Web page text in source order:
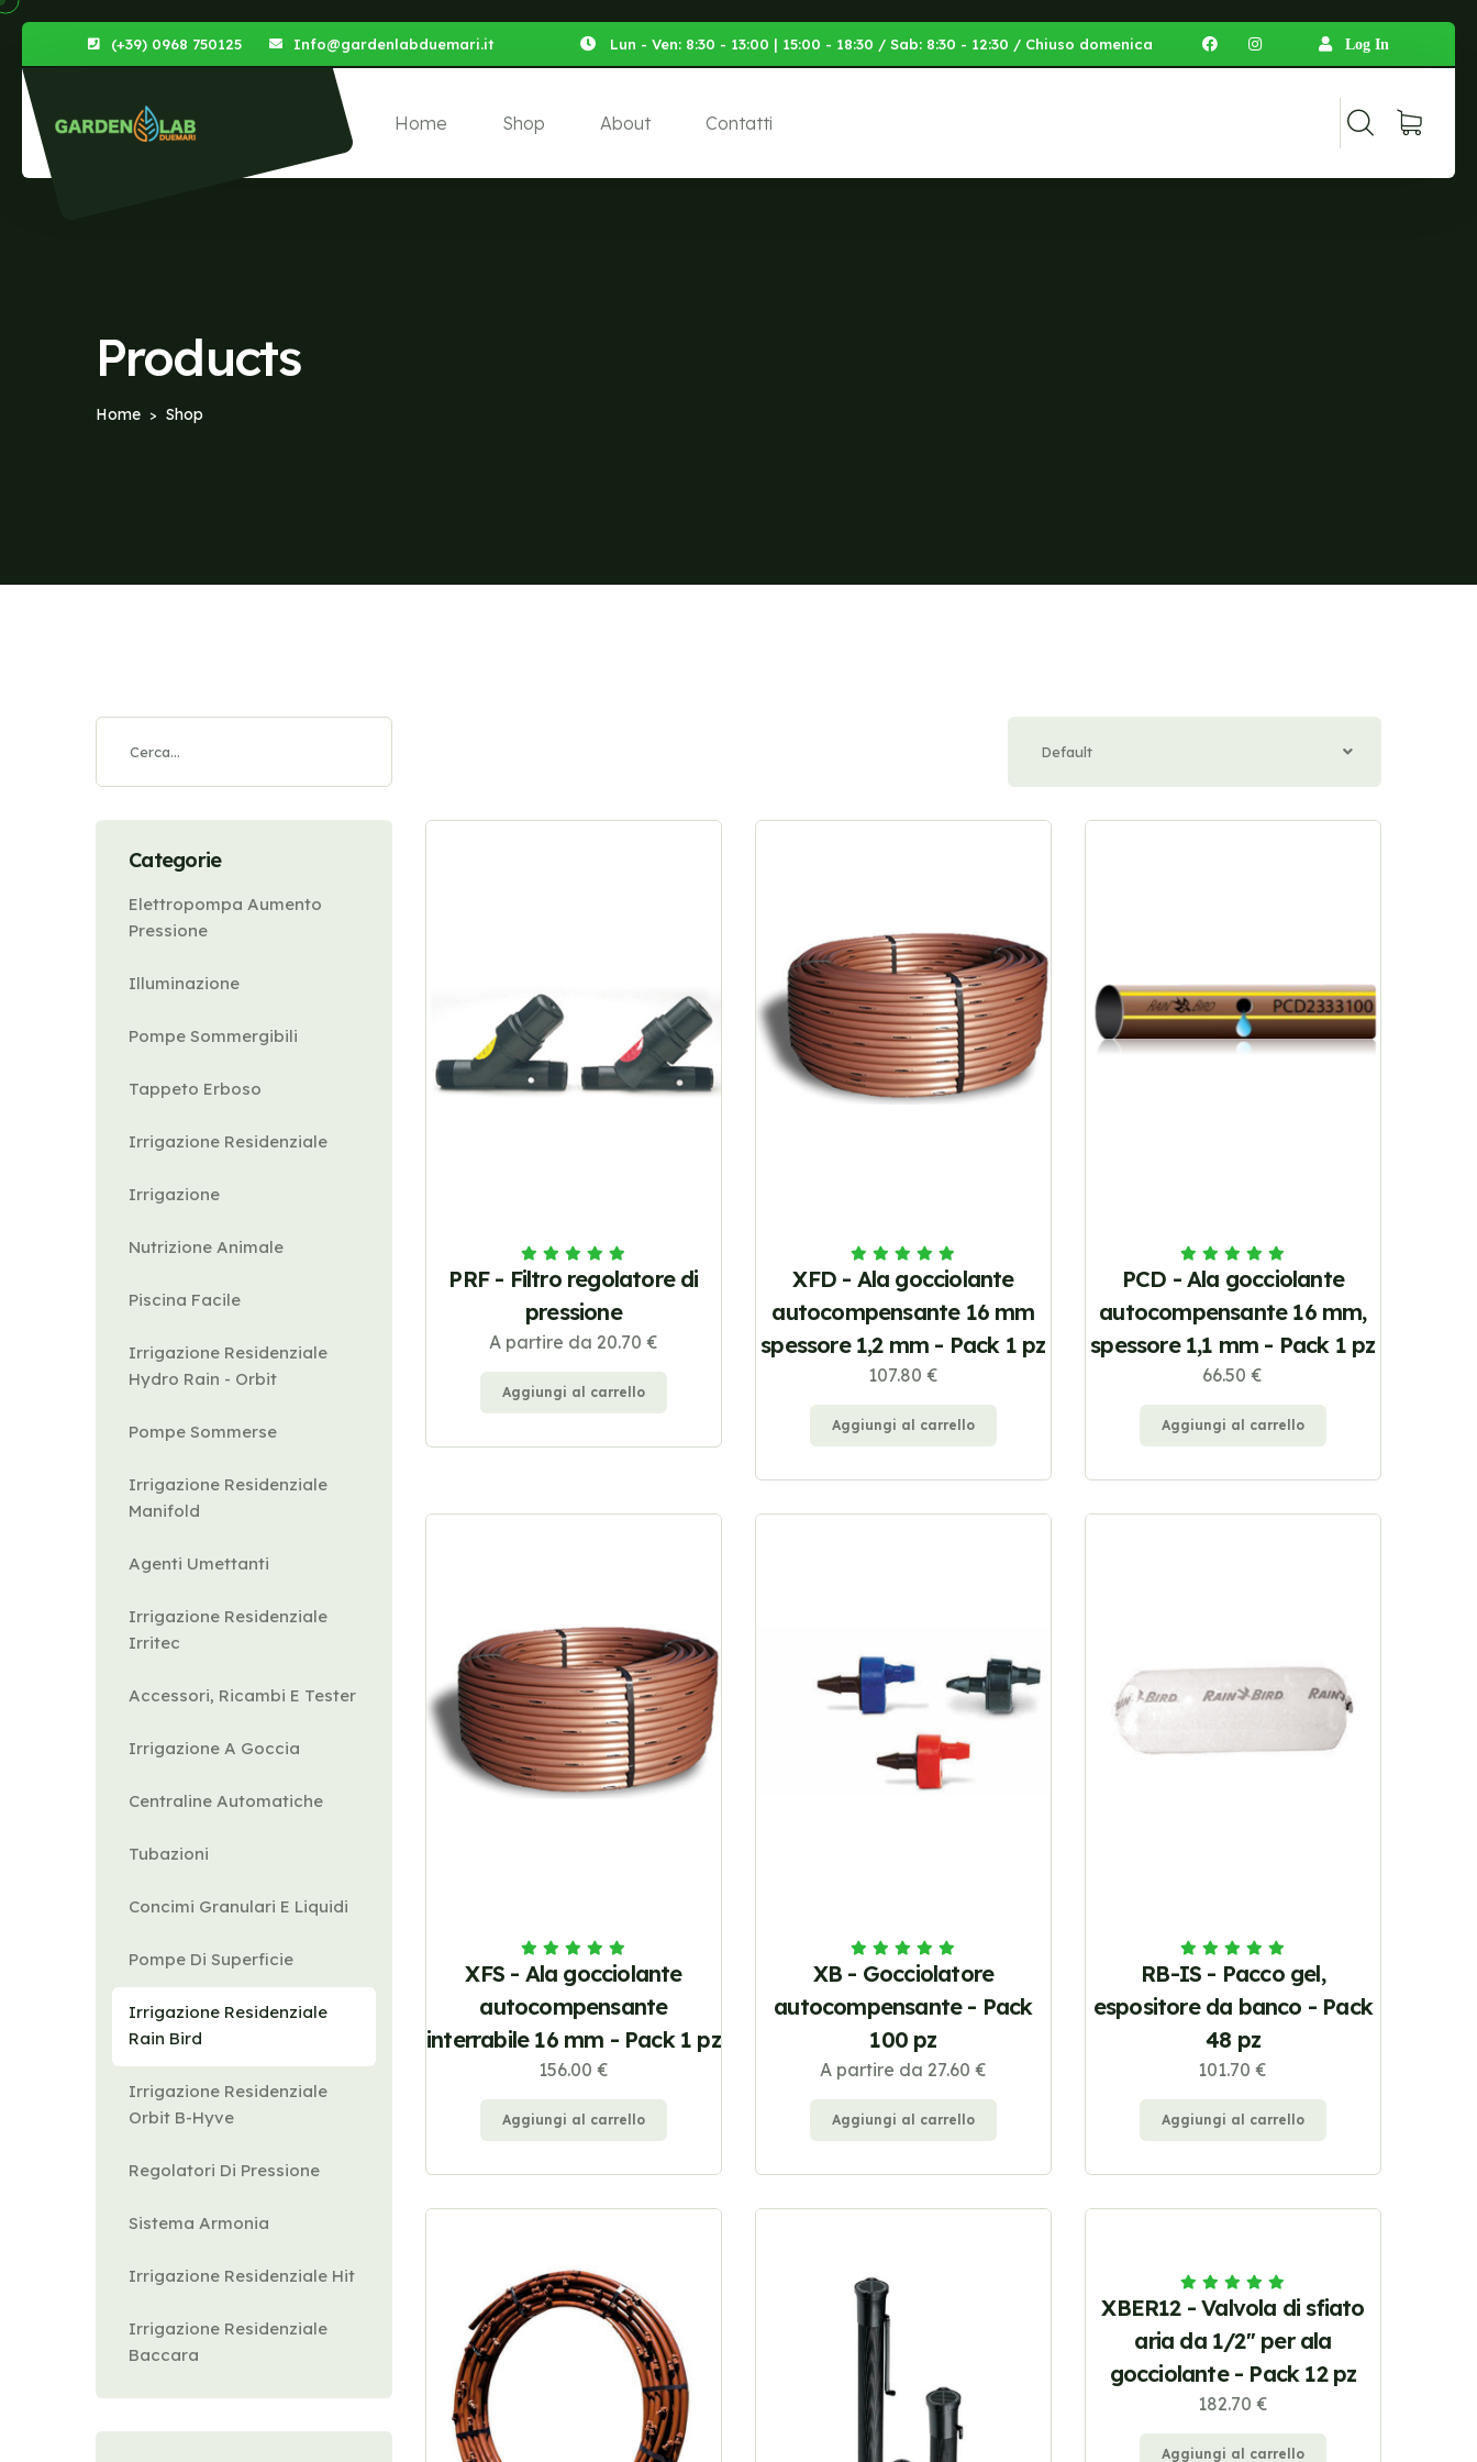
(+39) 0968 750125 Info@gardenlabduemari.it Lun - Ven: 8:30 - 13:00 | 15:00 - 18:30 / Sab: 8:30 - 12:30 / Chiuso domenica Log In
Home Shop About Contatti
Products
Home > Shop
Categorie
Elettropompa Aumento
Pressione
Illuminazione
Pompe Sommergibili
Tappeto Erboso
Irrigazione Residenziale
Irrigazione
Nutrizione Animale
Piscina Facile
Irrigazione Residenziale
Hydro Rain - Orbit
Pompe Sommerse
Irrigazione Residenziale
Manifold
Agenti Umettanti
Irrigazione Residenziale
Irritec
Accessori, Ricambi E Tester
Irrigazione A Goccia
Centraline Automatiche
Tubazioni
Concimi Granulari E Liquidi
Pompe Di Superficie
Irrigazione Residenziale
Rain Bird
Irrigazione Residenziale
Orbit B-Hyve
Regolatori Di Pressione
Sistema Armonia
Irrigazione Residenziale Hit
Irrigazione Residenziale
Baccara
Default
PRF - Filtro regolatore di
pressione
A partire da 20.70 €
Aggiungi al carrello
XFD - Ala gocciolante
autocompensante 16 mm
spessore 1,2 mm - Pack 1 pz
107.80 €
Aggiungi al carrello
PCD - Ala gocciolante
autocompensante 16 mm,
spessore 1,1 mm - Pack 1 pz
66.50 €
Aggiungi al carrello
XFS - Ala gocciolante
autocompensante
interrabile 16 mm - Pack 1 pz
156.00 €
Aggiungi al carrello
XB - Gocciolatore
autocompensante - Pack
100 pz
A partire da 27.60 €
Aggiungi al carrello
RB-IS - Pacco gel,
espositore da banco - Pack
48 pz
101.70 €
Aggiungi al carrello
XBER12 - Valvola di sfiato
aria da 1/2'' per ala
gocciolante - Pack 12 pz
182.70 €
Aggiungi al carrello